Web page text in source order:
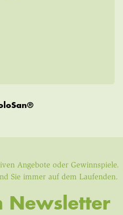
Angebote oder Gewinnspiele.
Sie immer auf dem Laufenden.
Newsletter